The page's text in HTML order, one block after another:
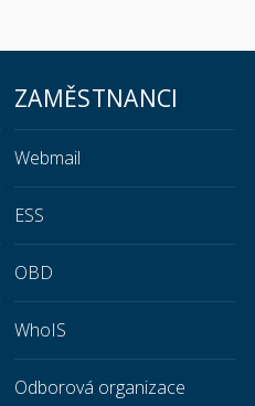
ZAMĚSTNANCI
Webmail
ESS
OBD
WhoIS
Odborová organizace